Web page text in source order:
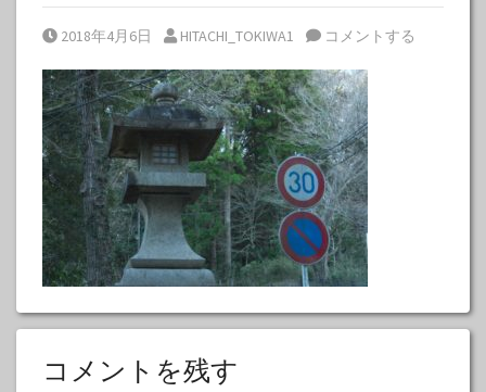
Posted on
2018年4月6日 Posted by
HITACHI_TOKIWA1 コメントする
コメントを残す